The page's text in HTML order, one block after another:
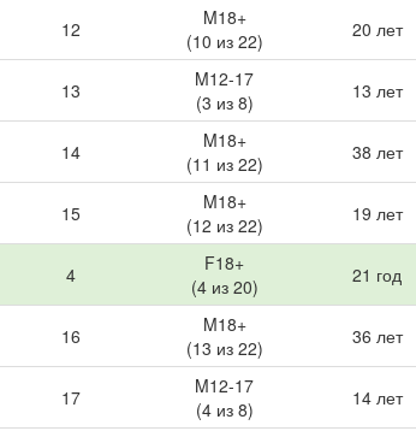
12
M18+
(10 из 22)
20 лет
13
M12-17
(3 из 8)
13 лет
14
M18+
(11 из 22)
38 лет
15
M18+
(12 из 22)
19 лет
4
F18+
(4 из 20)
21 год
16
M18+
(13 из 22)
36 лет
17
M12-17
(4 из 8)
14 лет